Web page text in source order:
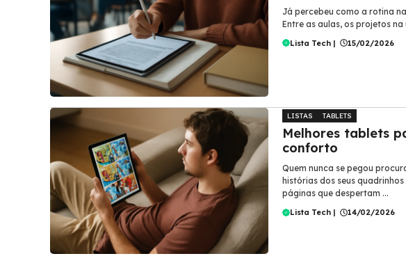
Já percebeu como a rotina
Entre as aulas, os projetos
Lista Tech | 15/02/2026
LISTAS TABLETS
Melhores tablets
conforto
Quem nunca se pegou
histórias dos seus
páginas que despertam ...
Lista Tech | 14/02/2026